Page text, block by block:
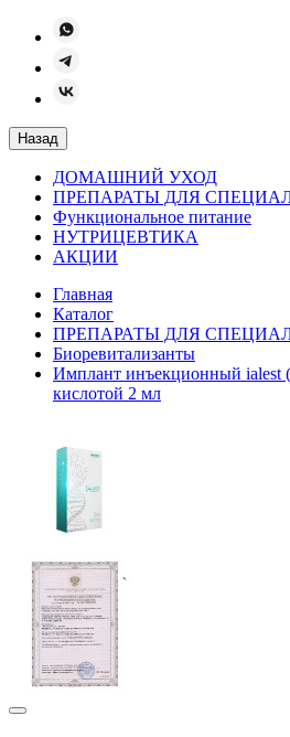
Назад
ДОМАШНИЙ УХОД
ПРЕПАРАТЫ ДЛЯ
Функциональное питание
НУТРИЦЕВТИКА
АКЦИИ
Главная
Каталог
ПРЕПАРАТЫ ДЛЯ
Биоревитализанты
Имплант инъекционный ialest
кислотой 2 мл